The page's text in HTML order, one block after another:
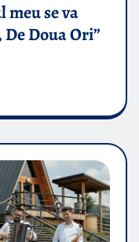
meu se va
Doua Ori”